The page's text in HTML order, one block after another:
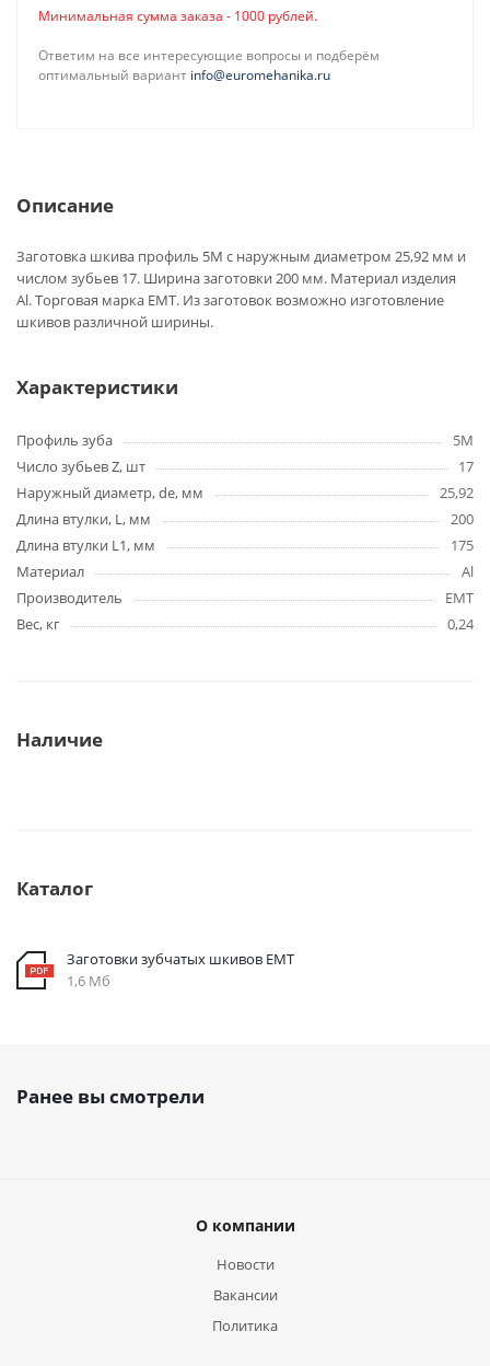
Минимальная сумма заказа - 1000 рублей.
Ответим на все интересующие вопросы и подберём
оптимальный вариант info@euromehanika.ru
Описание
Заготовка шкива профиль 5M с наружным диаметром 25,92 мм и
числом зубьев 17. Ширина заготовки 200 мм. Материал изделия
Al. Торговая марка EMT. Из заготовок возможно изготовление
шкивов различной ширины.
Характеристики
Профиль зуба
5M
Число зубьев Z, шт
17
Наружный диаметр, de, мм
25,92
Длина втулки, L, мм
200
Длина втулки L1, мм
175
Материал
Al
Производитель
EMT
Вес, кг
0,24
Наличие
Каталог
Заготовки зубчатых шкивов EMT
1,6 Мб
Ранее вы смотрели
О компании
Новости
Вакансии
Политика